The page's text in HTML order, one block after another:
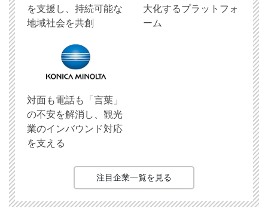
を支援し、持続可能な
地域社会を共創
大化するプラットフォ
ーム
対面も電話も「言葉」
の不安を解消し、観光
業のインバウンド対応
を支える
注目企業一覧を見る